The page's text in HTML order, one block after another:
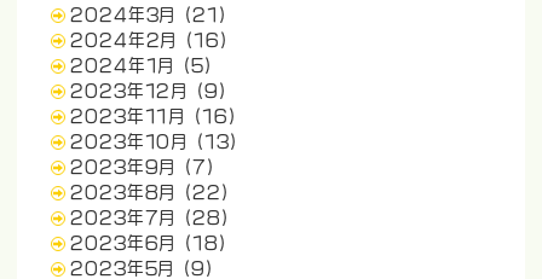
2024年3月
(21)
2024年2月
(16)
2024年1月
(5)
2023年12月
(9)
2023年11月
(16)
2023年10月
(13)
2023年9月
(7)
2023年8月
(22)
2023年7月
(28)
2023年6月
(18)
2023年5月
(9)